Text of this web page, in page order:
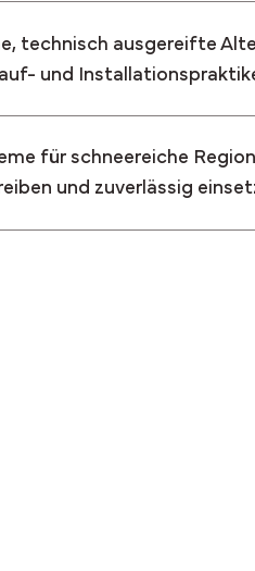
technisch ausgereifte
und
für schneereiche
und zuverlässig